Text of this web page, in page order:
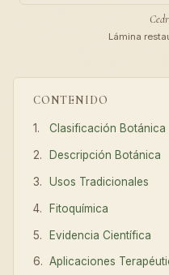
CONTENIDO
Clasificación Botánica
Descripción Botánica
Usos Tradicionales
Fitoquímica
Evidencia Científica
Aplicaciones
Lámina